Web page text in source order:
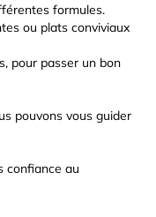
formules.
ou plats conviviaux
pour passer un bon
pouvons vous guider
confiance au